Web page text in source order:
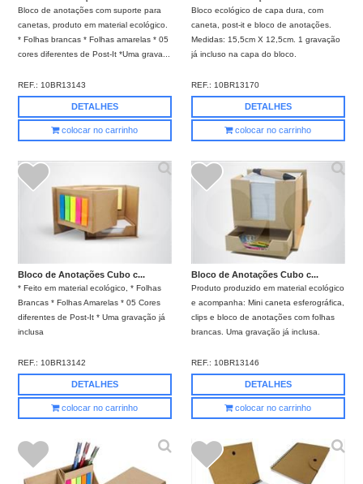
Bloco de anotações com suporte para
canetas, produto em material ecológico.
* Folhas brancas * Folhas amarelas * 05
cores diferentes de Post-It *Uma grava...
REF.: 10BR13143
DETALHES
colocar no carrinho
Bloco ecológico de capa dura, com
caneta, post-it e bloco de anotações.
Medidas: 15,5cm X 12,5cm. 1 gravação
já incluso na capa do bloco.
REF.: 10BR13170
DETALHES
colocar no carrinho
Bloco de Anotações Cubo c...
* Feito em material ecológico, * Folhas
Brancas * Folhas Amarelas * 05 Cores
diferentes de Post-It * Uma gravação já
inclusa
REF.: 10BR13142
DETALHES
colocar no carrinho
Bloco de Anotações Cubo c...
Produto produzido em material ecológico
e acompanha: Mini caneta esferográfica,
clips e bloco de anotações com folhas
brancas. Uma gravação já inclusa.
REF.: 10BR13146
DETALHES
colocar no carrinho